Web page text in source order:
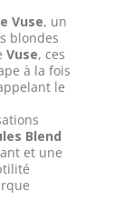
Vuse, un
blondes
Vuse, ces
à la fois
le
Blend
et une